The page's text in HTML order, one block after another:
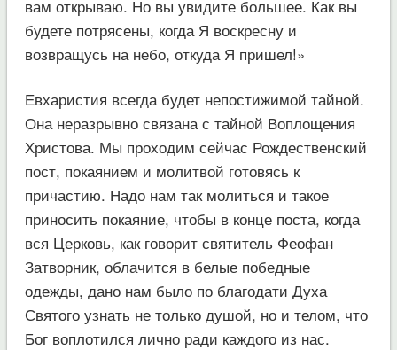
вам открываю. Но вы увидите большее. Как вы
будете потрясены, когда Я воскресну и
возвращусь на небо, откуда Я пришел!»
Евхаристия всегда будет непостижимой тайной.
Она неразрывно связана с тайной Воплощения
Христова. Мы проходим сейчас Рождественский
пост, покаянием и молитвой готовясь к
причастию. Надо нам так молиться и такое
приносить покаяние, чтобы в конце поста, когда
вся Церковь, как говорит святитель Феофан
Затворник, облачится в белые победные
одежды, дано нам было по благодати Духа
Святого узнать не только душой, но и телом, что
Бог воплотился лично ради каждого из нас.